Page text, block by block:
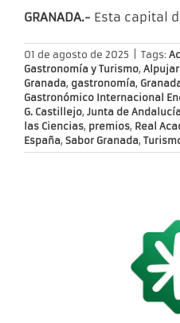
GRANADA.- Esta capital
01 de agosto de 2025 Tags:
Gastronomía y Turismo,
Granada, gastronomía,
Gastronómico Internacional
G. Castillejo, Junta de
las Ciencias, premios, Real
España, Sabor Granada,